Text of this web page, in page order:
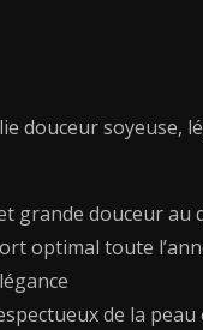
douceur
grande douceur au
optimal toute
de la